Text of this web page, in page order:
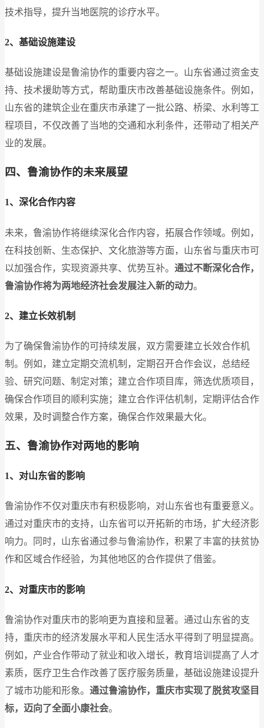
技术指导，提升当地医院的诊疗水平。
2、基础设施建设
基础设施建设是鲁渝协作的重要内容之一。山东省通过资金支
持、技术援助等方式，帮助重庆市改善基础设施条件。例如，
山东省的建筑企业在重庆市承建了一批公路、桥梁、水利等工
程项目，不仅改善了当地的交通和水利条件，还带动了相关产
业的发展。
四、鲁渝协作的未来展望
1、深化合作内容
未来，鲁渝协作将继续深化合作内容，拓展合作领域。例如，
在科技创新、生态保护、文化旅游等方面，山东省与重庆市可
以加强合作，实现资源共享、优势互补。 通过不断深化合作，
鲁渝协作将为两地经济社会发展注入新的动力。
2、建立长效机制
为了确保鲁渝协作的可持续发展，双方需要建立长效合作机
制。例如，建立定期交流机制，定期召开合作会议，总结经
验、研究问题、制定对策；建立合作项目库，筛选优质项目，
确保合作项目的顺利实施；建立合作评估机制，定期评估合作
效果，及时调整合作方案，确保合作效果最大化。
五、鲁渝协作对两地的影响
1、对山东省的影响
鲁渝协作不仅对重庆市有积极影响，对山东省也有重要意义。
通过对重庆市的支持，山东省可以开拓新的市场，扩大经济影
响力。同时，山东省通过参与鲁渝协作，积累了丰富的扶贫协
作和区域合作经验，为其他地区的合作提供了借鉴。
2、对重庆市的影响
鲁渝协作对重庆市的影响更为直接和显著。通过山东省的支
持，重庆市的经济发展水平和人民生活水平得到了明显提高。
例如，产业合作带动了就业和收入增长，教育培训提高了人才
素质，医疗卫生合作改善了医疗服务质量，基础设施建设提升
了城市功能和形象。 通过鲁渝协作，重庆市实现了脱贫攻坚目
标，迈向了全面小康社会。